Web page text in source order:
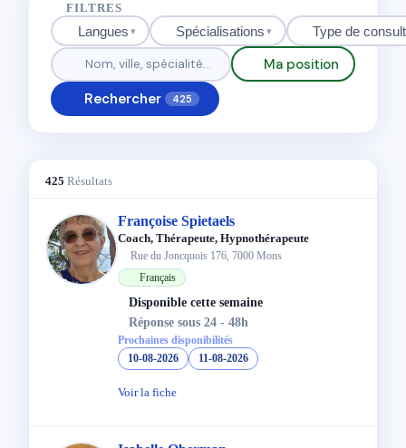
FILTRES
Langues ▾ Spécialisations ▾ Type de
Ma position
Rechercher
425
425 Résultats
Françoise Spietaels
Coach,Thérapeute,Hypnothérapeute
Rue du Joncquois 176, 7000 Mons
Français
Disponible cette semaine
Réponse sous 24 - 48h
Prochaines disponibilités
10-08-2026
11-08-2026
Voir la fiche